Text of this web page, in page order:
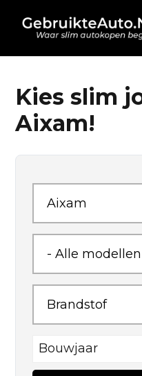
HOME
AUTO KOPEN
BLOG
WIE ZIJN WIJ
CONTACT
Kies slim
Aixam!
Bouwjaar